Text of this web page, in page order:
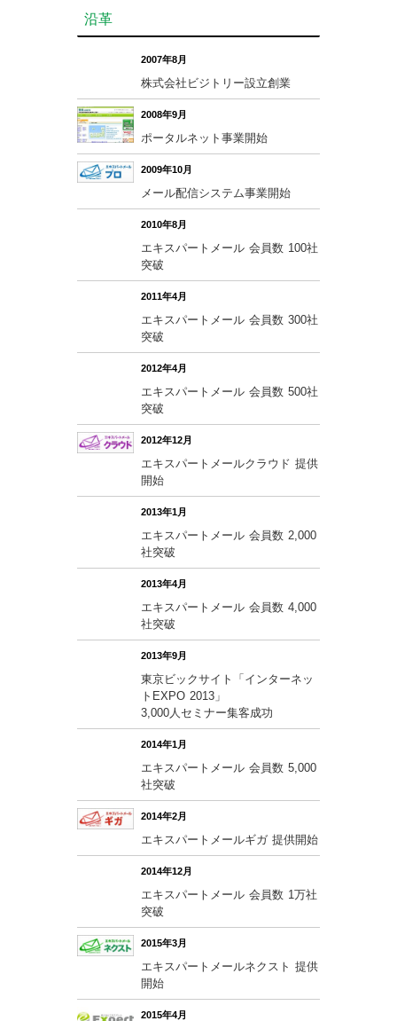
沿革
2007年8月
株式会社ビジトリー設立創業
2008年9月
ポータルネット事業開始
2009年10月
メール配信システム事業開始
2010年8月
エキスパートメール 会員数 100社
突破
2011年4月
エキスパートメール 会員数 300社
突破
2012年4月
エキスパートメール 会員数 500社
突破
2012年12月
エキスパートメールクラウド 提供
開始
2013年1月
エキスパートメール 会員数 2,000
社突破
2013年4月
エキスパートメール 会員数 4,000
社突破
2013年9月
東京ビックサイト「インターネッ
トEXPO 2013」
3,000人セミナー集客成功
2014年1月
エキスパートメール 会員数 5,000
社突破
2014年2月
エキスパートメールギガ 提供開始
2014年12月
エキスパートメール 会員数 1万社
突破
2015年3月
エキスパートメールネクスト 提供
開始
2015年4月